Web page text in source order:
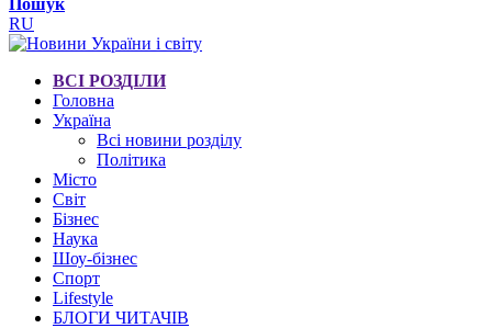
Пошук
RU
ВСІ РОЗДІЛИ
Головна
Україна
Всі новини розділу
Політика
Місто
Світ
Бізнес
Наука
Шоу-бізнес
Спорт
Lifestyle
БЛОГИ ЧИТАЧІВ